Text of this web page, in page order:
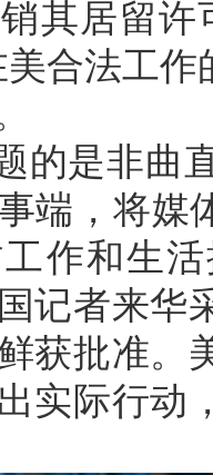
其居留
合法工
的是非曲
端，将媒
作和生
记者来华
获批准。
实际行动